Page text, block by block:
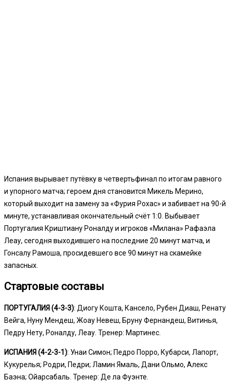
Испания вырывает путёвку в четвертьфинал по итогам равного
и упорного матча; героем дня становится Микель Мерино,
который выходит на замену за «Фурия Рохас» и забивает на 90-й
минуте, устанавливая окончательный счёт 1:0. Выбывает
Португалия Криштиану Роналду и игроков «Милана» Рафаэла
Леау, сегодня выходившего на последние 20 минут матча, и
Гонсалу Рамоша, просидевшего все 90 минут на скамейке
запасных.
Стартовые составы
ПОРТУГАЛИЯ (4-3-3): Диогу Кошта, Кансело, Рубен Диаш, Ренату
Вейга, Нуну Мендеш, Жоау Невеш, Бруну Фернандеш, Витинья,
Педру Нету, Роналду, Леау. Тренер: Мартинес.
ИСПАНИЯ (4-2-3-1): Унаи Симон; Педро Порро, Кубарси, Лапорт,
Кукурелья; Родри, Педри; Ламин Ямаль, Дани Ольмо, Алекс
Баэна; Ойарсабаль. Тренер: Де ла Фуэнте.